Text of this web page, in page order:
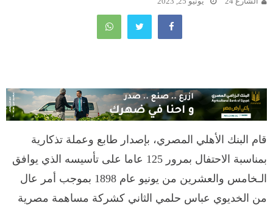
قام البنك الأهلي المصري، بإصدار طابع وعملة تذكارية
بمناسبة الاحتفال بمرور 125 عاما على تأسيسه الذي يوافق
الـخامس والعشرين من يونيو عام 1898 بموجب أمر عال
من الخديوي عباس حلمي الثاني كشركة مساهمة مصرية